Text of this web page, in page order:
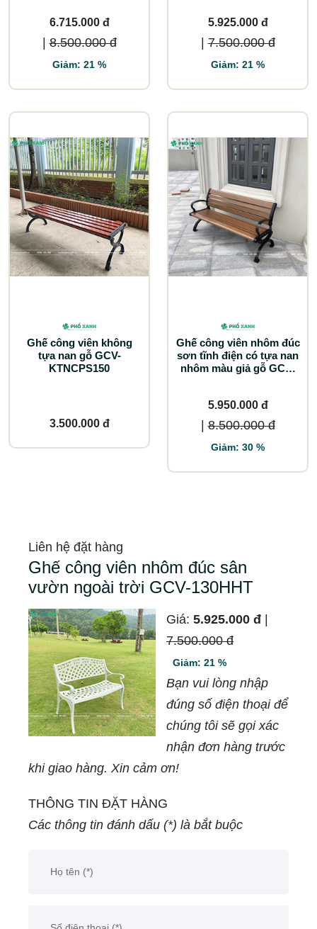
6.715.000 đ
| 8.500.000 đ
Giảm: 21 %
5.925.000 đ
| 7.500.000 đ
Giảm: 21 %
Ghế công viên không
tựa nan gỗ GCV-
KTNCPS150
3.500.000 đ
Ghế công viên nhôm đúc
sơn tĩnh điện có tựa nan
nhôm màu giả gỗ GCV-
5.950.000 đ
| 8.500.000 đ
Giảm: 30 %
Liên hệ đặt hàng
Ghế công viên nhôm đúc sân
vườn ngoài trời GCV-130HHT
Giá: 5.925.000 đ |
7.500.000 đ
Giảm: 21 %
Bạn vui lòng nhập
đúng số điện thoại để
chúng tôi sẽ gọi xác
nhận đơn hàng trước
khi giao hàng. Xin cảm ơn!
THÔNG TIN ĐẶT HÀNG
Các thông tin đánh dấu (*) là bắt buộc